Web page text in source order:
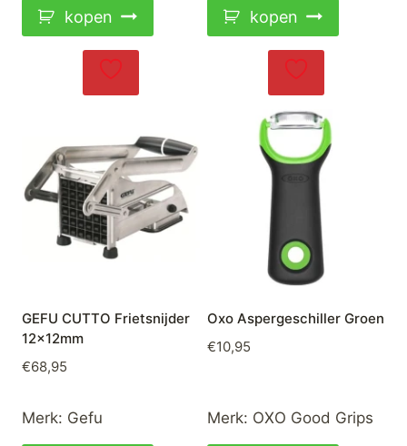
kopen kopen
GEFU CUTTO Frietsnijder
12x12mm
€68,95
Merk: Gefu
Oxo Aspergeschiller Groen
€10,95
Merk: OXO Good Grips